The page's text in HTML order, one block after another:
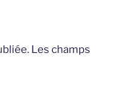
Les champs